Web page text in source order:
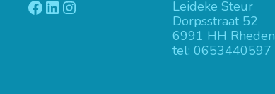
Facebook
LinkedIn
Instagram
Leideke Steur
Dorpsstraat 52
6991 HH Rheden
tel: 0653440597